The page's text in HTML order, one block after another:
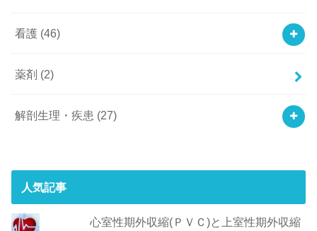
看護 (46)
薬剤 (2)
解剖生理・疾患 (27)
人気記事
心室性期外収縮(ＰＶＣ)と上室性期外収縮